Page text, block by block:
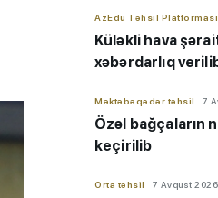
AzEdu Təhsil Platforması
Küləkli hava
xəbərdarlıq
Məktəbəqədər təhsil 7
Özəl bağçaların
keçirilib
Orta təhsil 7 Avqust